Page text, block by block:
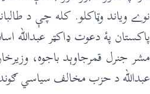
نوے وياند وټاکلو. کله چې د
پاکستان پۀ دعوت ډاکټر عبدالله
مشر جنرل قمرجاوېد باجوه،
عبدالله د حزب مخالف سياسي